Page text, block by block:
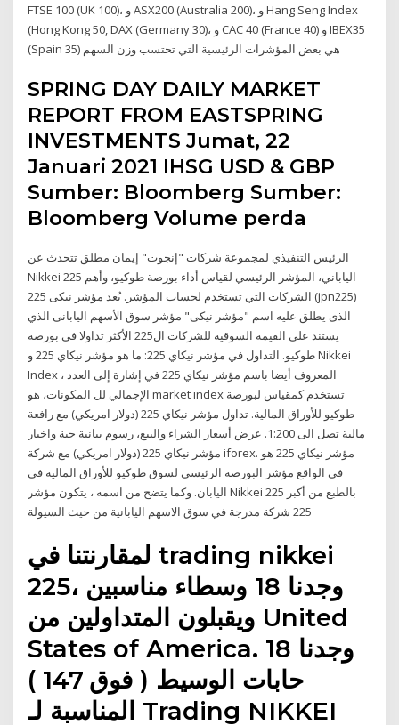
FTSE 100 (UK 100)، و ASX200 (Australia 200)، و Hang Seng Index
(Hong Kong 50, DAX (Germany 30)، و CAC 40 (France 40) و IBEX35
(Spain 35) هي بعض المؤشرات الرئيسية التي تحتسب وزن السهم
SPRING DAY DAILY MARKET
REPORT FROM EASTSPRING
INVESTMENTS Jumat, 22
Januari 2021 IHSG USD & GBP
Sumber: Bloomberg Sumber:
Bloomberg Volume perda
الرئيس التنفيذي لمجموعة شركات "إنجوت" إيمان مطلق تتحدث عن
Nikkei 225 الياباني، المؤشر الرئيسي لقياس أداء بورصة طوكيو، وأهم
الشركات التي تستخدم لحساب المؤشر. يُعد مؤشر نيكى 225 (jpn225)
الذى يطلق عليه اسم "مؤشر نيكى" مؤشر سوق الأسهم اليابانى الذي
يستند على القيمة السوقية للشركات ال225 الأكثر تداولا في بورصة
طوكيو. التداول في مؤشر نيكاي 225: ما هو مؤشر نيكاي 225 و Nikkei
Index ، المعروف أيضا باسم مؤشر نيكاي 225 في إشارة إلى العدد
الإجمالي لل المكونات، هو market index تستخدم كمقياس لبورصة
طوكيو للأوراق المالية. تداول مؤشر نيكاي 225 (دولار امريكي) مع رافعة
مالية تصل الى 1:200. عرض أسعار الشراء والبيع، رسوم بيانية حية واخبار
مؤشر نيكاي 225 (دولار امريكي) مع شركة iforex. مؤشر نيكاي 225 هو
في الواقع مؤشر البورصة الرئيسي لسوق طوكيو للأوراق المالية في
اليابان. وكما يتضح من اسمه ، يتكون مؤشر Nikkei 225 بالطبع من أكبر
225 شركة مدرجة في سوق الاسهم اليابانية من حيث السيولة
لمقارنتنا في trading nikkei
225، وجدنا 18 وسطاء مناسبين
ويقبلون المتداولين من United
States of America. وجدنا 18
حابات الوسيط ( فوق 147 )
المناسبة لـ Trading NIKKEI